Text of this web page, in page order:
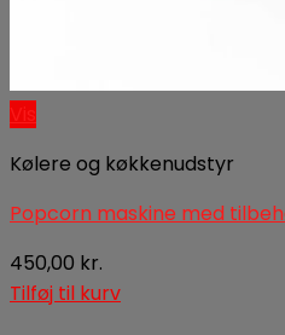
Kølere og køkkenudstyr
Popcorn maskine med
450,00 kr.
Tilføj til kurv